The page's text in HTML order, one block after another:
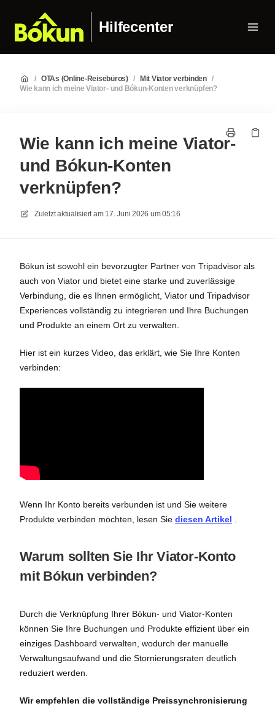
Hilfecenter
/ OTAs (Online-Reisebüros) / Mit Viator verbinden /
Wie kann ich meine Viator- und Bókun-Konten verknüpfen?
Wie kann ich meine Viator-
und Bókun-Konten
verknüpfen?
Zuletzt aktualisiert am 17. Juni 2026 um 05:16
Bókun ist sowohl ein bevorzugter Partner von Tripadvisor als
auch von Viator und bietet eine starke und zuverlässige
Verbindung, die es Ihnen ermöglicht, Viator und Tripadvisor
Experiences vollständig zu integrieren und Ihre Buchungen
und Produkte an einem Ort zu verwalten.
Hier ist ein kurzes Video, das erklärt, wie Sie Ihre Konten
verbinden:
Wenn Ihr Konto bereits verbunden ist und Sie weitere
Produkte verbinden möchten, lesen Sie diesen Artikel
Warum sollten Sie Ihr Viator-Konto
mit Bókun verbinden?
Durch die Verknüpfung Ihrer Bókun- und Viator-Konten
können Sie Ihre Buchungen und Produkte effizient über ein
einziges Dashboard verwalten, wodurch der manuelle
Verwaltungsaufwand und die Stornierungsraten deutlich
reduziert werden.
Wir empfehlen die vollständige Preissynchronisierung